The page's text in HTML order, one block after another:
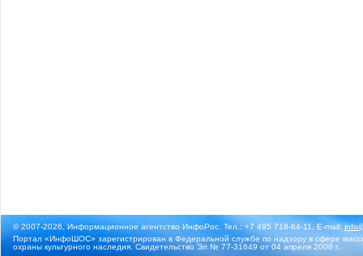
© 2007-2026, Информационное агентство ИнфоРос. Тел.: +7 495 718-84-11, E-mail:
Портал «ИнфоШОС» зарегистрирован в Федеральной службе по надзору в сфере
охраны культурного наследия. Свидетельство Эл № 77-31649 от 04 апреля 2008 г.